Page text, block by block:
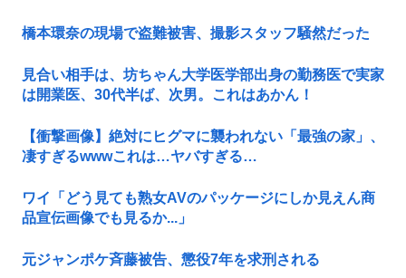
橋本環奈の現場で盗難被害、撮影スタッフ騒然だった
見合い相手は、坊ちゃん大学医学部出身の勤務医で実家
は開業医、30代半ば、次男。これはあかん！
【衝撃画像】絶対にヒグマに襲われない「最強の家」、
凄すぎるwwwこれは…ヤバすぎる…
ワイ「どう見ても熟女AVのパッケージにしか見えん商
品宣伝画像でも見るか...」
元ジャンポケ斉藤被告、懲役7年を求刑される